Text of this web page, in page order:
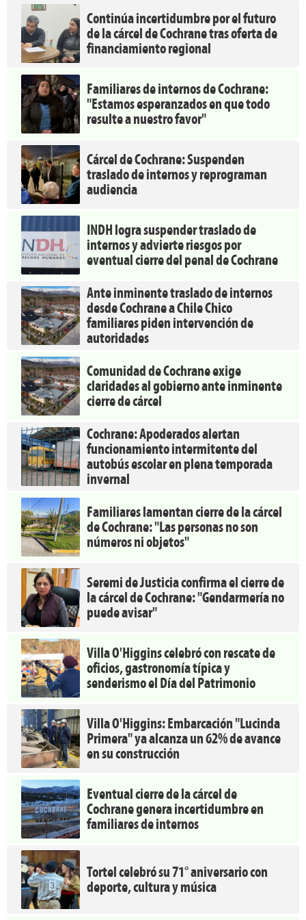
Continúa incertidumbre por el futuro
de la cárcel de Cochrane tras oferta de
financiamiento regional
Familiares de internos de Cochrane:
"Estamos esperanzados en que todo
resulte a nuestro favor"
Cárcel de Cochrane: Suspenden
traslado de internos y reprograman
audiencia
INDH logra suspender traslado de
internos y advierte riesgos por
eventual cierre del penal de Cochrane
Ante inminente traslado de internos
desde Cochrane a Chile Chico
familiares piden intervención de
autoridades
Comunidad de Cochrane exige
claridades al gobierno ante inminente
cierre de cárcel
Cochrane: Apoderados alertan
funcionamiento intermitente del
autobús escolar en plena temporada
invernal
Familiares lamentan cierre de la cárcel
de Cochrane: "Las personas no son
números ni objetos"
Seremi de Justicia confirma el cierre de
la cárcel de Cochrane: "Gendarmería no
puede avisar"
Villa O'Higgins celebró con rescate de
oficios, gastronomía típica y
senderismo el Día del Patrimonio
Villa O'Higgins: Embarcación "Lucinda
Primera" ya alcanza un 62% de avance
en su construcción
Eventual cierre de la cárcel de
Cochrane genera incertidumbre en
familiares de internos
Tortel celebró su 71° aniversario con
deporte, cultura y música